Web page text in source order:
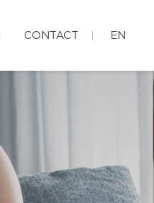
CONTACT EN